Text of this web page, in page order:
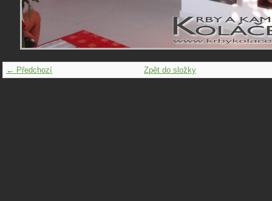
← Předchozí Zpět do složky